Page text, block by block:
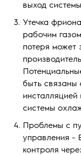
выход
Утечка
рабочим
потеря может
быть связаны
системы
Проблемы с
управления -
контроля